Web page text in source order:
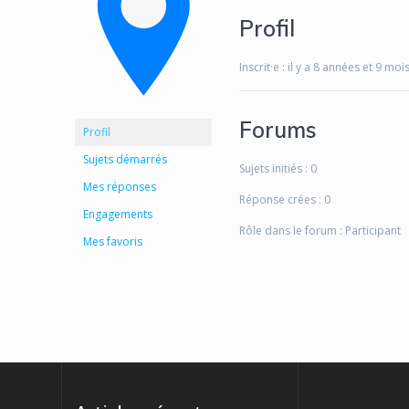
Profil
Sujets démarrés
Mes réponses
Engagements
Mes favoris
Profil
Inscrit·e : il y a 8 années et 9
Forums
Sujets initiés : 0
Réponse crées : 0
Rôle dans le forum : Participant